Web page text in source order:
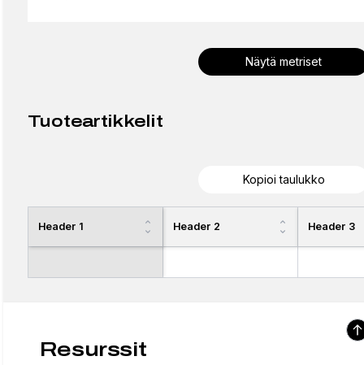
Näytä metriset
Tuoteartikkelit
Kopioi taulukko
Header 1 Header 2 Header 3
Resurssit